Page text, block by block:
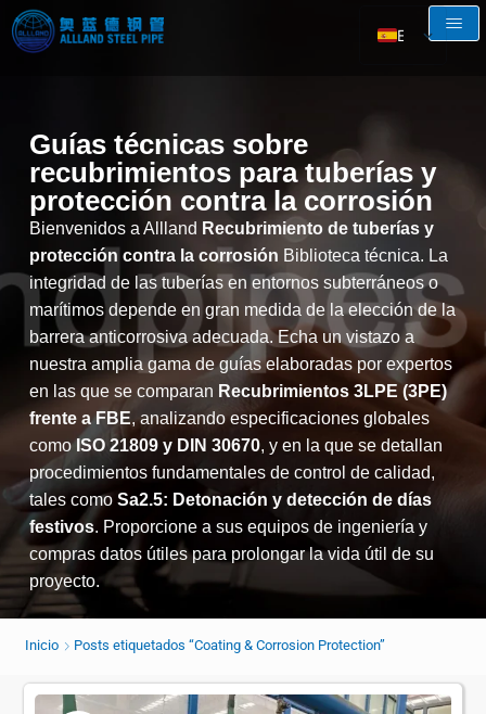
FR
Guías técnicas sobre
recubrimientos para tuberías y
protección contra la corrosión
Bienvenidos a Allland Recubrimiento de tuberías y
protección contra la corrosión Biblioteca técnica. La
integridad de las tuberías en entornos subterráneos o
marítimos depende en gran medida de la elección de la
barrera anticorrosiva adecuada. Echa un vistazo a
nuestra amplia gama de guías elaboradas por expertos
en las que se comparan Recubrimientos 3LPE (3PE)
frente a FBE, analizando especificaciones globales
comoISO 21809 y DIN 30670, y en la que se detallan
procedimientos fundamentales de control de calidad,
tales como Sa2.5: Detonación y detección de días
festivos. Proporcione a sus equipos de ingeniería y
compras datos útiles para prolongar la vida útil de su
proyecto.
Inicio Posts etiquetados “Coating & Corrosion Protection”